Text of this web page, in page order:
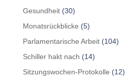
Gesundheit(30)
Monatsrückblicke (5)
Parlamentarische Arbeit(104)
Schiller hakt nach (14)
Sitzungswochen-Protokolle (12)